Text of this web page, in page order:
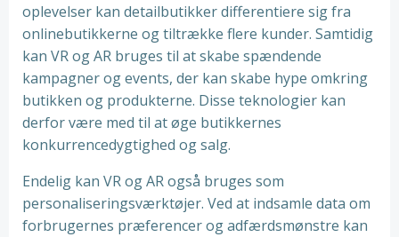
oplevelser kan detailbutikker differentiere sig fra
onlinebutikkerne og tiltrække flere kunder. Samtidig
kan VR og AR bruges til at skabe spændende
kampagner og events, der kan skabe hype omkring
butikken og produkterne. Disse teknologier kan
derfor være med til at øge butikkernes
konkurrencedygtighed og salg.
Endelig kan VR og AR også bruges som
personaliseringsværktøjer. Ved at indsamle data om
forbrugernes præferencer og adfærdsmønstre kan